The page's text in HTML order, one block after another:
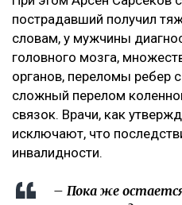
пострадавший получил
словам, у мужчины
головного мозга,
органов, переломы ребер
сложный перелом
связок. Врачи, как
исключают, что
инвалидности.
– Пока же